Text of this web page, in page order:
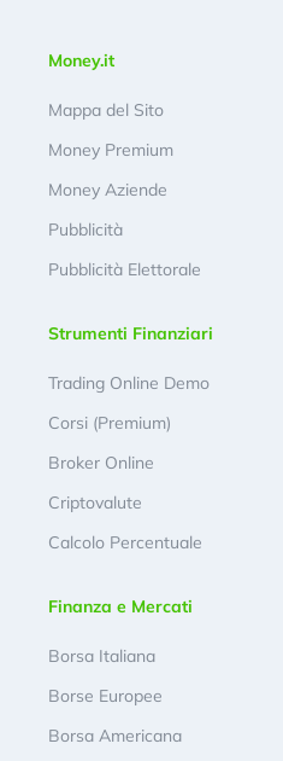
Money.it
Mappa del Sito
Money Premium
Money Aziende
Pubblicità
Pubblicità Elettorale
Strumenti Finanziari
Trading Online Demo
Corsi (Premium)
Broker Online
Criptovalute
Calcolo Percentuale
Finanza e Mercati
Borsa Italiana
Borse Europee
Borsa Americana